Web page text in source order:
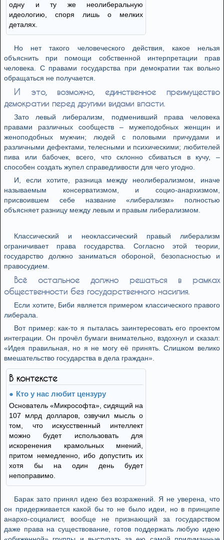
одну и ту же неолиберальную
идеологию, споря лишь о мелких
деталях.
Но нет такого человеческого действия, какое нельзя
объяснить при помощи собственной интерпретации прав
человека. С правами государства при демократии так вольно
обращаться не получается.
И это, возможно, единственное преимущество
демократии перед другими видами власти.
Зато левый либерализм, подменивший права человека
правами различных сообществ – мужеподобных женщин и
женоподобных мужчин; людей с половыми причудами и
различными дефектами, телесными и психическими; любителей
пива или бабочек, всего, что склонно сбиваться в кучу, –
способен создать жупел справедливости для чего угодно.
И, если хотите, разница между неолиберализмом, иначе
называемым консерватизмом, и социо-анархизмом,
присвоившем себе название «либерализм» полностью
объясняет разницу между левым и правым либерализмом.
Классический и неоклассический правый либерализм
ограничивает права государства. Согласно этой теории,
государство должно заниматься обороной, безопасностью и
правосудием.
Всё остальное должно решаться в рамках
общественности без государственного насилия.
Если хотите, Биби является примером классического правого
либерала.
Вот пример: как-то я пыталась заинтересовать его проектом
интеграции. Он прочёл бумаги внимательно, вздохнул и сказал:
«Идея правильная, но я не могу её принять. Слишком велико
вмешательство государства в дела граждан».
В контексте
Кто у нас любит цензуру
Основатель «Микрософта», сидящий на
107 млрд долларов, озвучил мысль о
том, что искусственный интеллект
можно будет использовать для
искоренения крамольных мнений,
притом немедленно, ибо допустить их
хотя бы на один день будет
непоправимо.
Барак зато принял идею без возражений. Я не уверена, что
он придерживается какой бы то не было идеи, но в принципе
анархо-социалист, вообще не признающий за государством
даже права на существование, готов поддержать любую идею